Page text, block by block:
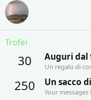
Trofei
30 Auguri dal
Un regalo di
250 Un sacco
Your